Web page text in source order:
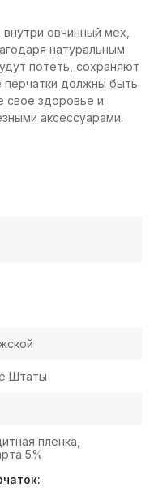
овчинный мех,
натуральным
потеть, сохраняют
должны быть
свое здоровье и
аксессуарами.
Штаты
пленка,
5%